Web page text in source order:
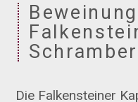
Die Falkensteiner